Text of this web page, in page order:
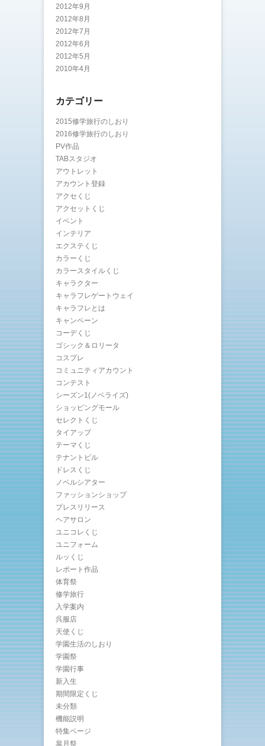
2012年9月
2012年8月
2012年7月
2012年6月
2012年5月
2010年4月
カテゴリー
2015修学旅行のしおり
2016修学旅行のしおり
PV作品
TABスタジオ
アウトレット
アカウント登録
アクセくじ
アクセットくじ
イベント
インテリア
エクステくじ
カラーくじ
カラースタイルくじ
キャラクター
キャラフレゲートウェイ
キャラフレとは
キャンペーン
コーデくじ
ゴシック＆ロリータ
コスプレ
コミュニティアカウント
コンテスト
シーズン1(ノベライズ)
ショッピングモール
セレクトくじ
タイアップ
テーマくじ
テナントビル
ドレスくじ
ノベルシアター
ファッションショップ
プレスリリース
ヘアサロン
ユニコレくじ
ユニフォーム
ルッくじ
レポート作品
体育祭
修学旅行
入学案内
呉服店
天使くじ
学園生活のしおり
学園祭
学園行事
新入生
期間限定くじ
未分類
機能説明
特集ページ
皐月祭